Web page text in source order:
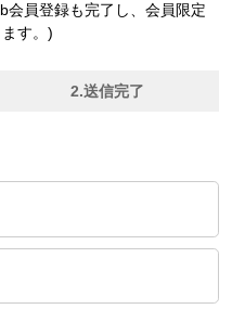
員登録も完了し、会員限定
す。)
2.送信完了